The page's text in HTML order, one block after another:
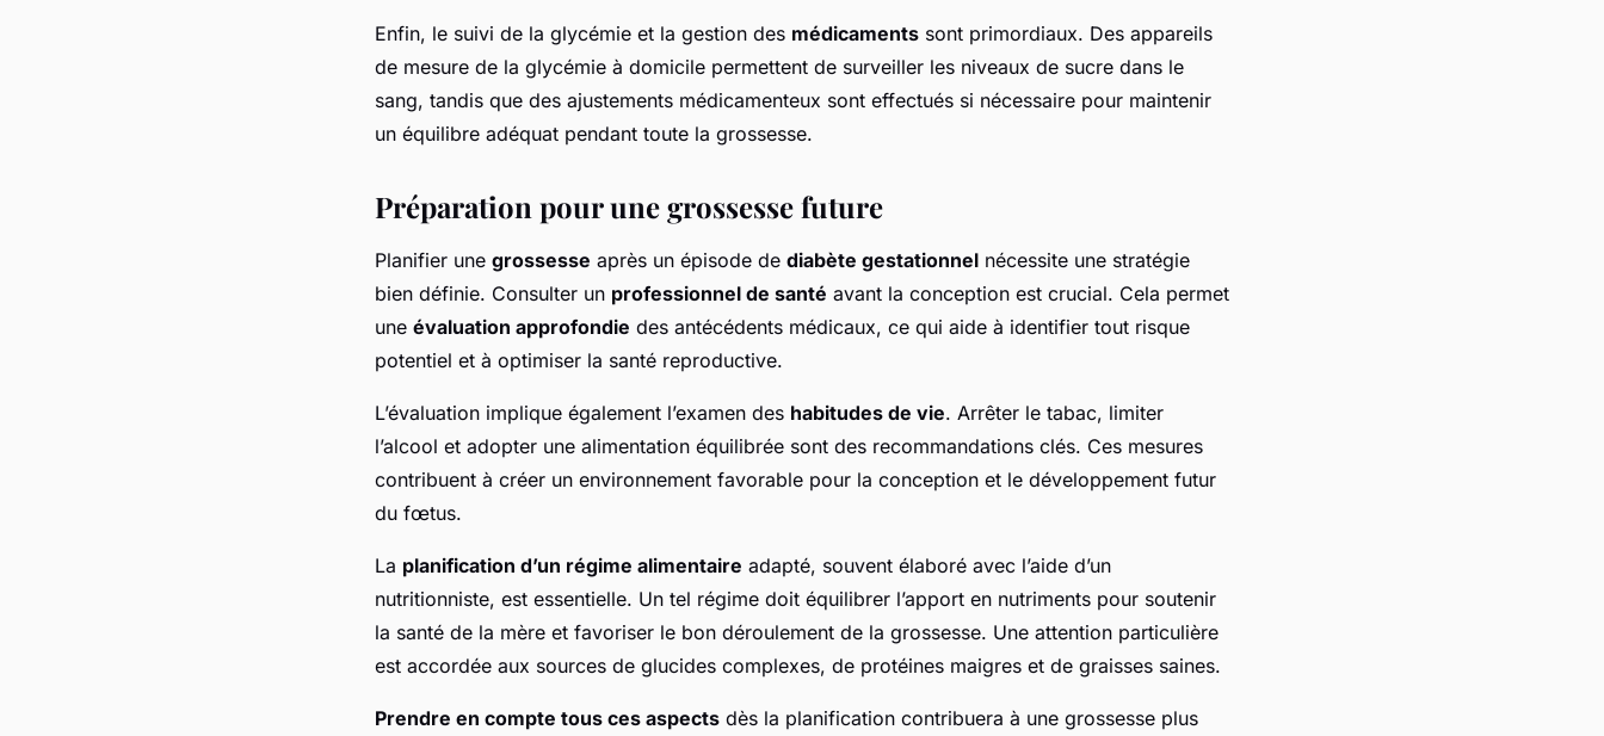
Enfin, le suivi de la glycémie et la gestion des médicaments sont primordiaux. Des appareils
de mesure de la glycémie à domicile permettent de surveiller les niveaux de sucre dans le
sang, tandis que des ajustements médicamenteux sont effectués si nécessaire pour maintenir
un équilibre adéquat pendant toute la grossesse.
Préparation pour une grossesse future
Planifier une grossesse après un épisode de diabète gestationnel nécessite une stratégie
bien définie. Consulter un professionnel de santé avant la conception est crucial. Cela permet
une évaluation approfondie des antécédents médicaux, ce qui aide à identifier tout risque
potentiel et à optimiser la santé reproductive.
L’évaluation implique également l’examen des habitudes de vie. Arrêter le tabac, limiter
l’alcool et adopter une alimentation équilibrée sont des recommandations clés. Ces mesures
contribuent à créer un environnement favorable pour la conception et le développement futur
du fœtus.
La planification d’un régime alimentaire adapté, souvent élaboré avec l’aide d’un
nutritionniste, est essentielle. Un tel régime doit équilibrer l’apport en nutriments pour soutenir
la santé de la mère et favoriser le bon déroulement de la grossesse. Une attention particulière
est accordée aux sources de glucides complexes, de protéines maigres et de graisses saines.
Prendre en compte tous ces aspects dès la planification contribuera à une grossesse plus